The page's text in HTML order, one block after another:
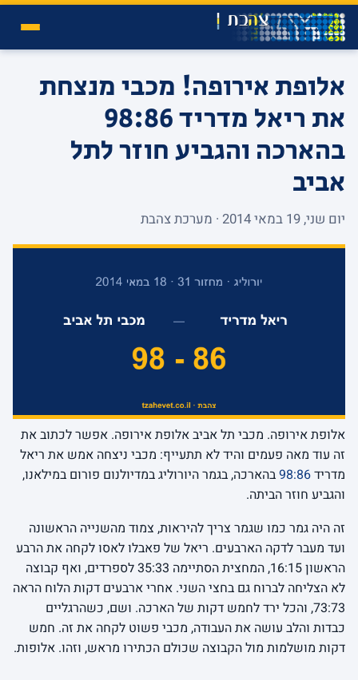
אלופת אירופה! מכבי מנצחת
את ריאל מדריד 98:86
בהארכה והגביע חוזר לתל
אביב
יום שני, 19 במאי 2014 · מערכת צהבת
אלופת אירופה. מכבי תל אביב אלופת אירופה. אפשר לכתוב את
זה עוד מאה פעמים והיד לא תתעייף: מכבי ניצחה אמש את ריאל
מדריד98:86בהארכה, בגמר היורוליג במדיולנום פורום במילאנו,
והגביע חוזר הביתה.
זה היה גמר כמו שגמר צריך להיראות, צמוד מהשנייה הראשונה
ועד מעבר לדקה הארבעים. ריאל של פאבלו לאסו לקחה את הרבע
הראשון 16:15, המחצית הסתיימה 35:33 לספרדים, ואף קבוצה
לא הצליחה לברוח גם בחצי השני. אחרי ארבעים דקות הלוח הראה
73:73, והכל ירד לחמש דקות של הארכה. ושם, כשהרגליים
כבדות והלב עושה את העבודה, מכבי פשוט לקחה את זה. חמש
דקות מושלמות מול הקבוצה שכולם הכתירו מראש, וזהו. אלופות.